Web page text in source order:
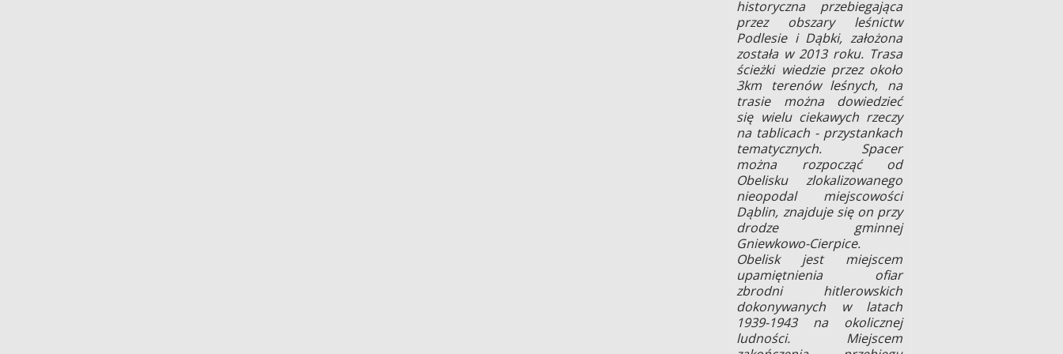
historyczna przebiegająca
przez obszary leśnictw
Podlesie i Dąbki, założona
została w 2013 roku. Trasa
ścieżki wiedzie przez około
3km terenów leśnych, na
trasie można dowiedzieć
się wielu ciekawych rzeczy
na tablicach - przystankach
tematycznych. Spacer
można rozpocząć od
Obelisku zlokalizowanego
nieopodal miejscowości
Dąblin, znajduje się on przy
drodze gminnej
Gniewkowo-Cierpice.
Obelisk jest miejscem
upamiętnienia ofiar
zbrodni hitlerowskich
dokonywanych w latach
1939-1943 na okolicznej
ludności. Miejscem